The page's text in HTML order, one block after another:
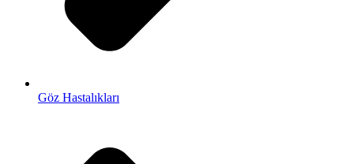
Göz Hastalıkları